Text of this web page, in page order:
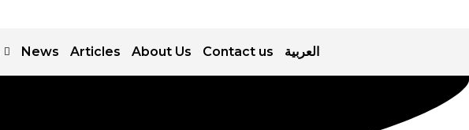
News Articles About Us Contact us العربية